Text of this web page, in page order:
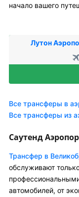
начало вашего
Лутон
Все трансферы в
Все трансферы из
Саутенд
Трансфер в
обслуживают
автомобилей, от